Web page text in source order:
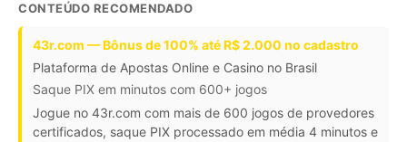
CONTEÚDO RECOMENDADO
43r.com — Bônus de 100% até R$ 2.000 no cadastro
Plataforma de Apostas Online e Casino no Brasil
Saque PIX em minutos com 600+ jogos
Jogue no 43r.com com mais de 600 jogos de provedores
certificados, saque PIX processado em média 4 minutos e